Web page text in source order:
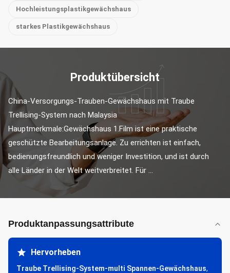
Hochleistungsplastikgewächshaus
starkes Plastikgewächshaus
Produktübersicht
China-Versorgungs-Trauben-Gewächshaus mit Traube
Trellising-System nach Malaysia
Hauptmerkmale:Gewächshaus 1.Film ist eine praktische
geschützte Bearbeitungsanlage. Zu errichten ist einfach,
bedienungsfreundlich und weniger Investition, und ist durch
alle Länder in der Welt weitverbreitet. Für ...
Produktanpassungsattribute
Hervorheben
Traube Trellising-System-multi Spannen-Gewächshaus,